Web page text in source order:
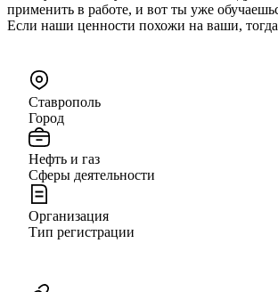
применить в работе, и вот ты уже
Если наши ценности похожи на ваши, тогда
Ставрополь
Город
Нефть и газ
Сферы деятельности
Организация
Тип регистрации